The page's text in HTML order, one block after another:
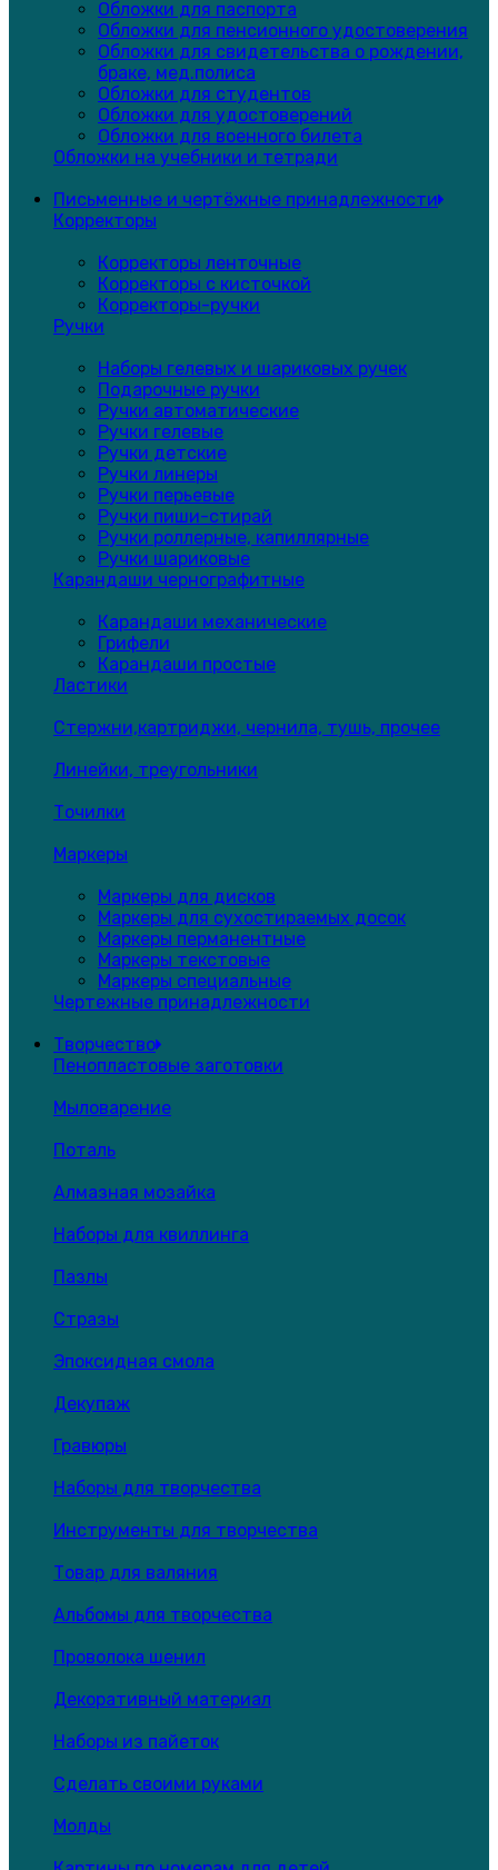
Обложки для паспорта
Обложки для пенсионного удостоверения
Обложки для свидетельства о рождении,
браке, мед.полиса
Обложки для студентов
Обложки для удостоверений
Обложки для военного билета
Обложки на учебники и тетради
Письменные и чертёжные принадлежности
Корректоры
Корректоры ленточные
Корректоры с кисточкой
Корректоры-ручки
Ручки
Наборы гелевых и шариковых ручек
Подарочные ручки
Ручки автоматические
Ручки гелевые
Ручки детские
Ручки линеры
Ручки перьевые
Ручки пиши-стирай
Ручки роллерные, капиллярные
Ручки шариковые
Карандаши чернографитные
Карандаши механические
Грифели
Карандаши простые
Ластики
Стержни,картриджи, чернила, тушь, прочее
Линейки, треугольники
Точилки
Маркеры
Маркеры для дисков
Маркеры для сухостираемых досок
Маркеры перманентные
Маркеры текстовые
Маркеры специальные
Чертежные принадлежности
Творчество
Пенопластовые заготовки
Мыловарение
Поталь
Алмазная мозайка
Наборы для квиллинга
Пазлы
Стразы
Эпоксидная смола
Декупаж
Гравюры
Наборы для творчества
Инструменты для творчества
Товар для валяния
Альбомы для творчества
Проволока шенил
Декоративный материал
Наборы из пайеток
Сделать своими руками
Молды